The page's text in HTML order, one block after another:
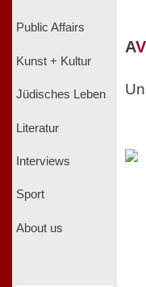
Public Affairs
Kunst + Kultur
Jüdisches Leben
Literatur
Interviews
Sport
About us
AV